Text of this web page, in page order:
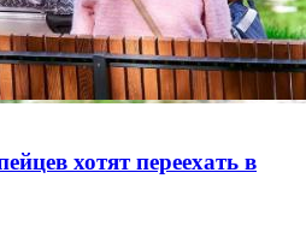
хотят переехать в